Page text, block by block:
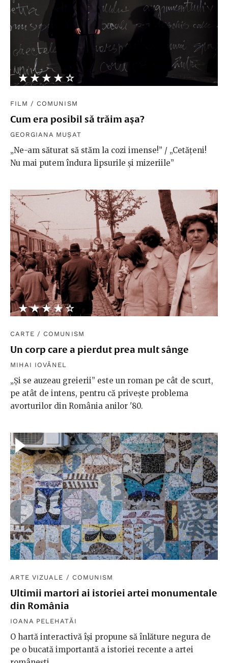
★★★★★
☆☆☆☆☆
FILM / COMUNISM
Cum era posibil să trăim așa?
GEORGIANA MUȘAT
„Ne-am săturat să stăm la cozi imense!” / „Cetăţeni!
Nu mai putem îndura lipsurile şi mizeriile”
★★★★★
☆☆☆☆☆
CARTE / COMUNISM
Un corp care a pierdut prea mult sânge
MIHAI IOVĂNEL
„Și se auzeau greierii” este un roman pe cât de scurt,
pe atât de intens, pentru că privește problema
avorturilor din România anilor '80.
ARTE VIZUALE / COMUNISM
Ultimii martori ai istoriei artei monumentale
din România
IOANA PELEHATĂI
O hartă interactivă își propune să înlăture negura de
pe o bucată importantă a istoriei recente a artei